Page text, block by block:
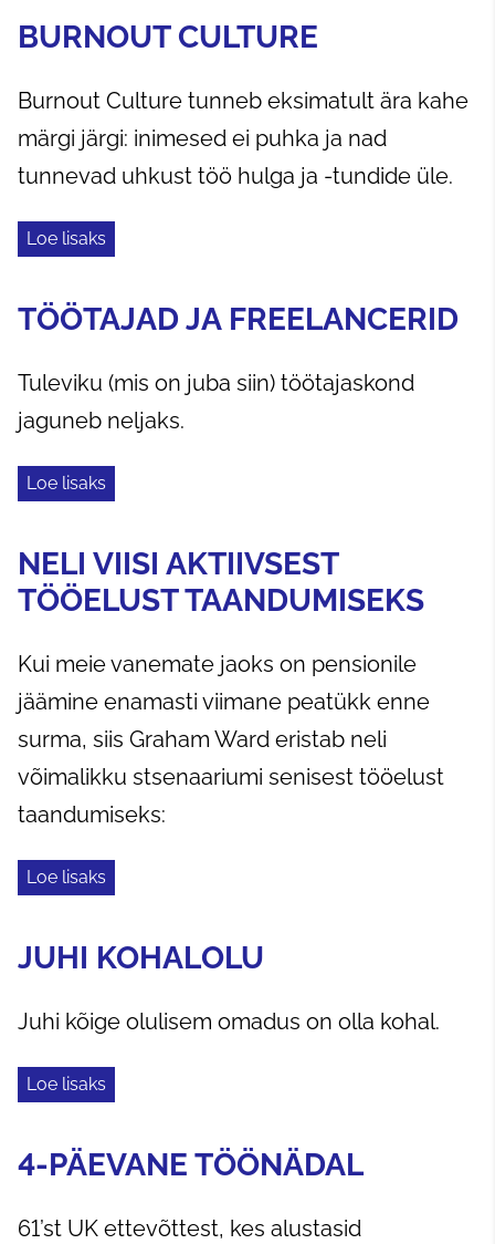
BURNOUT CULTURE
Burnout Culture tunneb eksimatult ära kahe
märgi järgi: inimesed ei puhka ja nad
tunnevad uhkust töö hulga ja -tundide üle.
Loe lisaks
TÖÖTAJAD JA FREELANCERID
Tuleviku (mis on juba siin) töötajaskond
jaguneb neljaks.
Loe lisaks
NELI VIISI AKTIIVSEST
TÖÖELUST TAANDUMISEKS
Kui meie vanemate jaoks on pensionile
jäämine enamasti viimane peatükk enne
surma, siis Graham Ward eristab neli
võimalikku stsenaariumi senisest tööelust
taandumiseks:
Loe lisaks
JUHI KOHALOLU
Juhi kõige olulisem omadus on olla kohal.
Loe lisaks
4-PÄEVANE TÖÖNÄDAL
61’st UK ettevõttest, kes alustasid